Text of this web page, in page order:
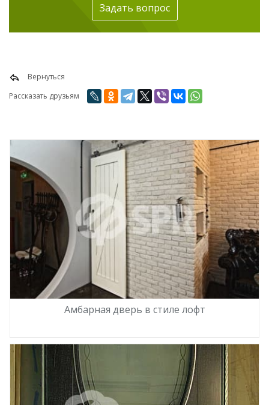
Задать вопрос
Вернуться
Рассказать друзьям
Амбарная дверь в стиле лофт